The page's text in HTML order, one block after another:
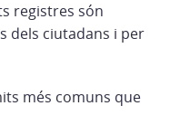
registres són
dels ciutadans i per
més comuns que